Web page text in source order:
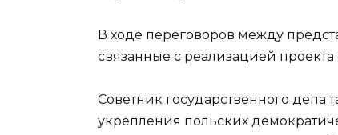
В ходе переговоров между
связанные с реализацией проекта
Советник государственного депа
укрепления польских